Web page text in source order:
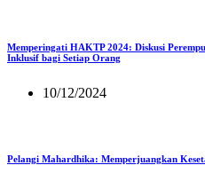
Memperingati HAKTP 2024: Diskusi
Inklusif bagi Setiap Orang
10/12/2024
Pelangi Mahardhika: Memperjuangkan